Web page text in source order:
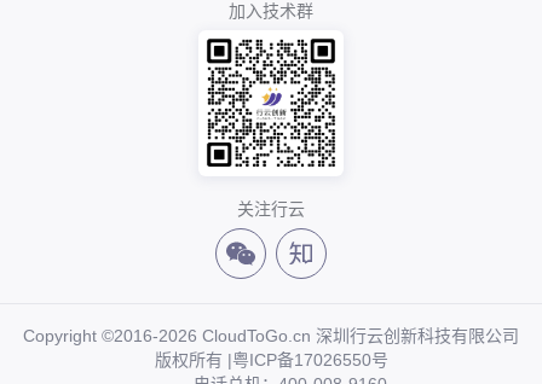
加入技术群
关注行云
Copyright ©2016-2026 CloudToGo.cn 深圳行云创新科技有限公司
版权所有 |粤ICP备17026550号